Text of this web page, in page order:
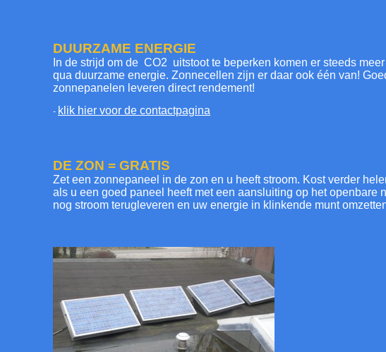
DUURZAME ENERGIE
In de strijd om de CO2 uitstoot te beperken komen er steeds
qua duurzame energie. Zonnecellen zijn er daar ook één van!
zonnepanelen leveren direct rendement!
- klik hier voor de contactpagina
DE ZON = GRATIS
Zet een zonnepaneel in de zon en u heeft stroom. Kost verder
als u een goed paneel heeft met een aansluiting op het openbare
nog stroom terugleveren en uw energie in klinkende munt